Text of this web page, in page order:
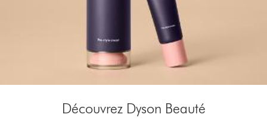
Découvrez Dyson Beauté